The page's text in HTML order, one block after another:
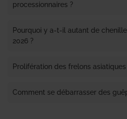
processionnaires ?
Pourquoi y a-t-il autant de
2026 ?
Prolifération des frelons asiatiques
Comment se débarrasser des